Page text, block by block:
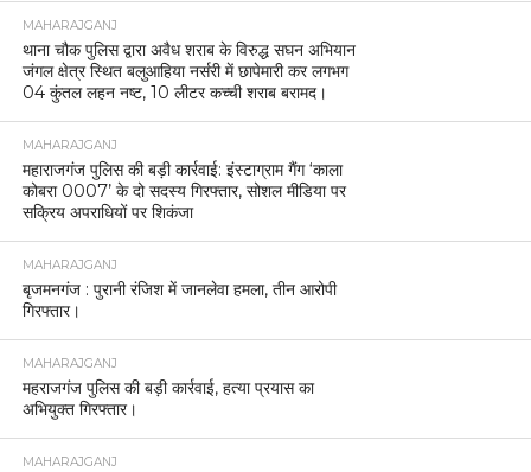
MAHARAJGANJ
थाना चौक पुलिस द्वारा अवैध शराब के विरुद्ध सघन अभियान
जंगल क्षेत्र स्थित बलुआहिया नर्सरी में छापेमारी कर लगभग
04 कुंतल लहन नष्ट, 10 लीटर कच्ची शराब बरामद।
MAHARAJGANJ
महाराजगंज पुलिस की बड़ी कार्रवाई: इंस्टाग्राम गैंग ‘काला
कोबरा 0007’ के दो सदस्य गिरफ्तार, सोशल मीडिया पर
सक्रिय अपराधियों पर शिकंजा
MAHARAJGANJ
बृजमनगंज : पुरानी रंजिश में जानलेवा हमला, तीन आरोपी
गिरफ्तार।
MAHARAJGANJ
महराजगंज पुलिस की बड़ी कार्रवाई, हत्या प्रयास का
अभियुक्त गिरफ्तार।
MAHARAJGANJ